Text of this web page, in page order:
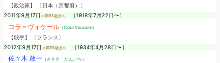
【政治家】 〔日本（京都府）〕
2011年9月17日 ≪満93歳没≫ ［1918年7月22日〜］
コラ＝ヴォケール（Cora Vaucaire）
【歌手】 〔フランス〕
2012年9月17日 ≪満78歳没≫ ［1934年4月28日〜］
佐々木 敢一（ささき・かんいち）